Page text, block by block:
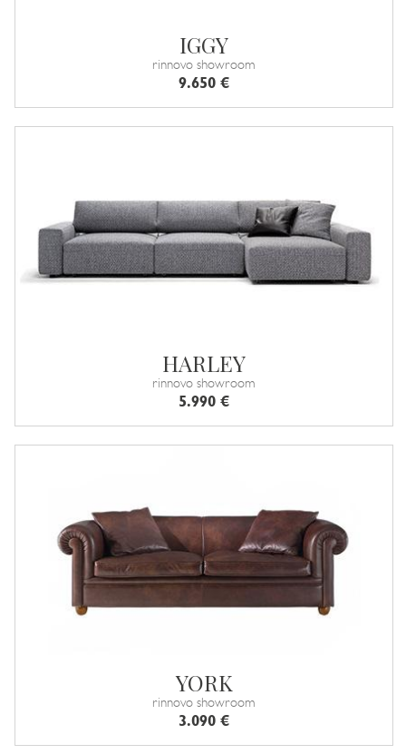
IGGY
rinnovo showroom
9.650 €
HARLEY
rinnovo showroom
5.990 €
YORK
rinnovo showroom
3.090 €